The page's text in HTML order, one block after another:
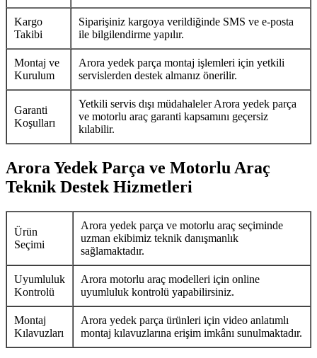
Kargo
Takibi
Siparişiniz kargoya verildiğinde SMS ve e-posta
ile bilgilendirme yapılır.
Montaj ve
Kurulum
Arora yedek parça montaj işlemleri için yetkili
servislerden destek almanız önerilir.
Garanti
Koşulları
Yetkili servis dışı müdahaleler Arora yedek parça
ve motorlu araç garanti kapsamını geçersiz
kılabilir.
Arora Yedek Parça ve Motorlu Araç
Teknik Destek Hizmetleri
Ürün
Seçimi
Arora yedek parça ve motorlu araç seçiminde
uzman ekibimiz teknik danışmanlık
sağlamaktadır.
Uyumluluk
Kontrolü
Arora motorlu araç modelleri için online
uyumluluk kontrolü yapabilirsiniz.
Montaj
Kılavuzları
Arora yedek parça ürünleri için video anlatımlı
montaj kılavuzlarına erişim imkânı sunulmaktadır.